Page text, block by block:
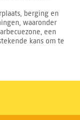
berging en
waaronder
een
kans om te